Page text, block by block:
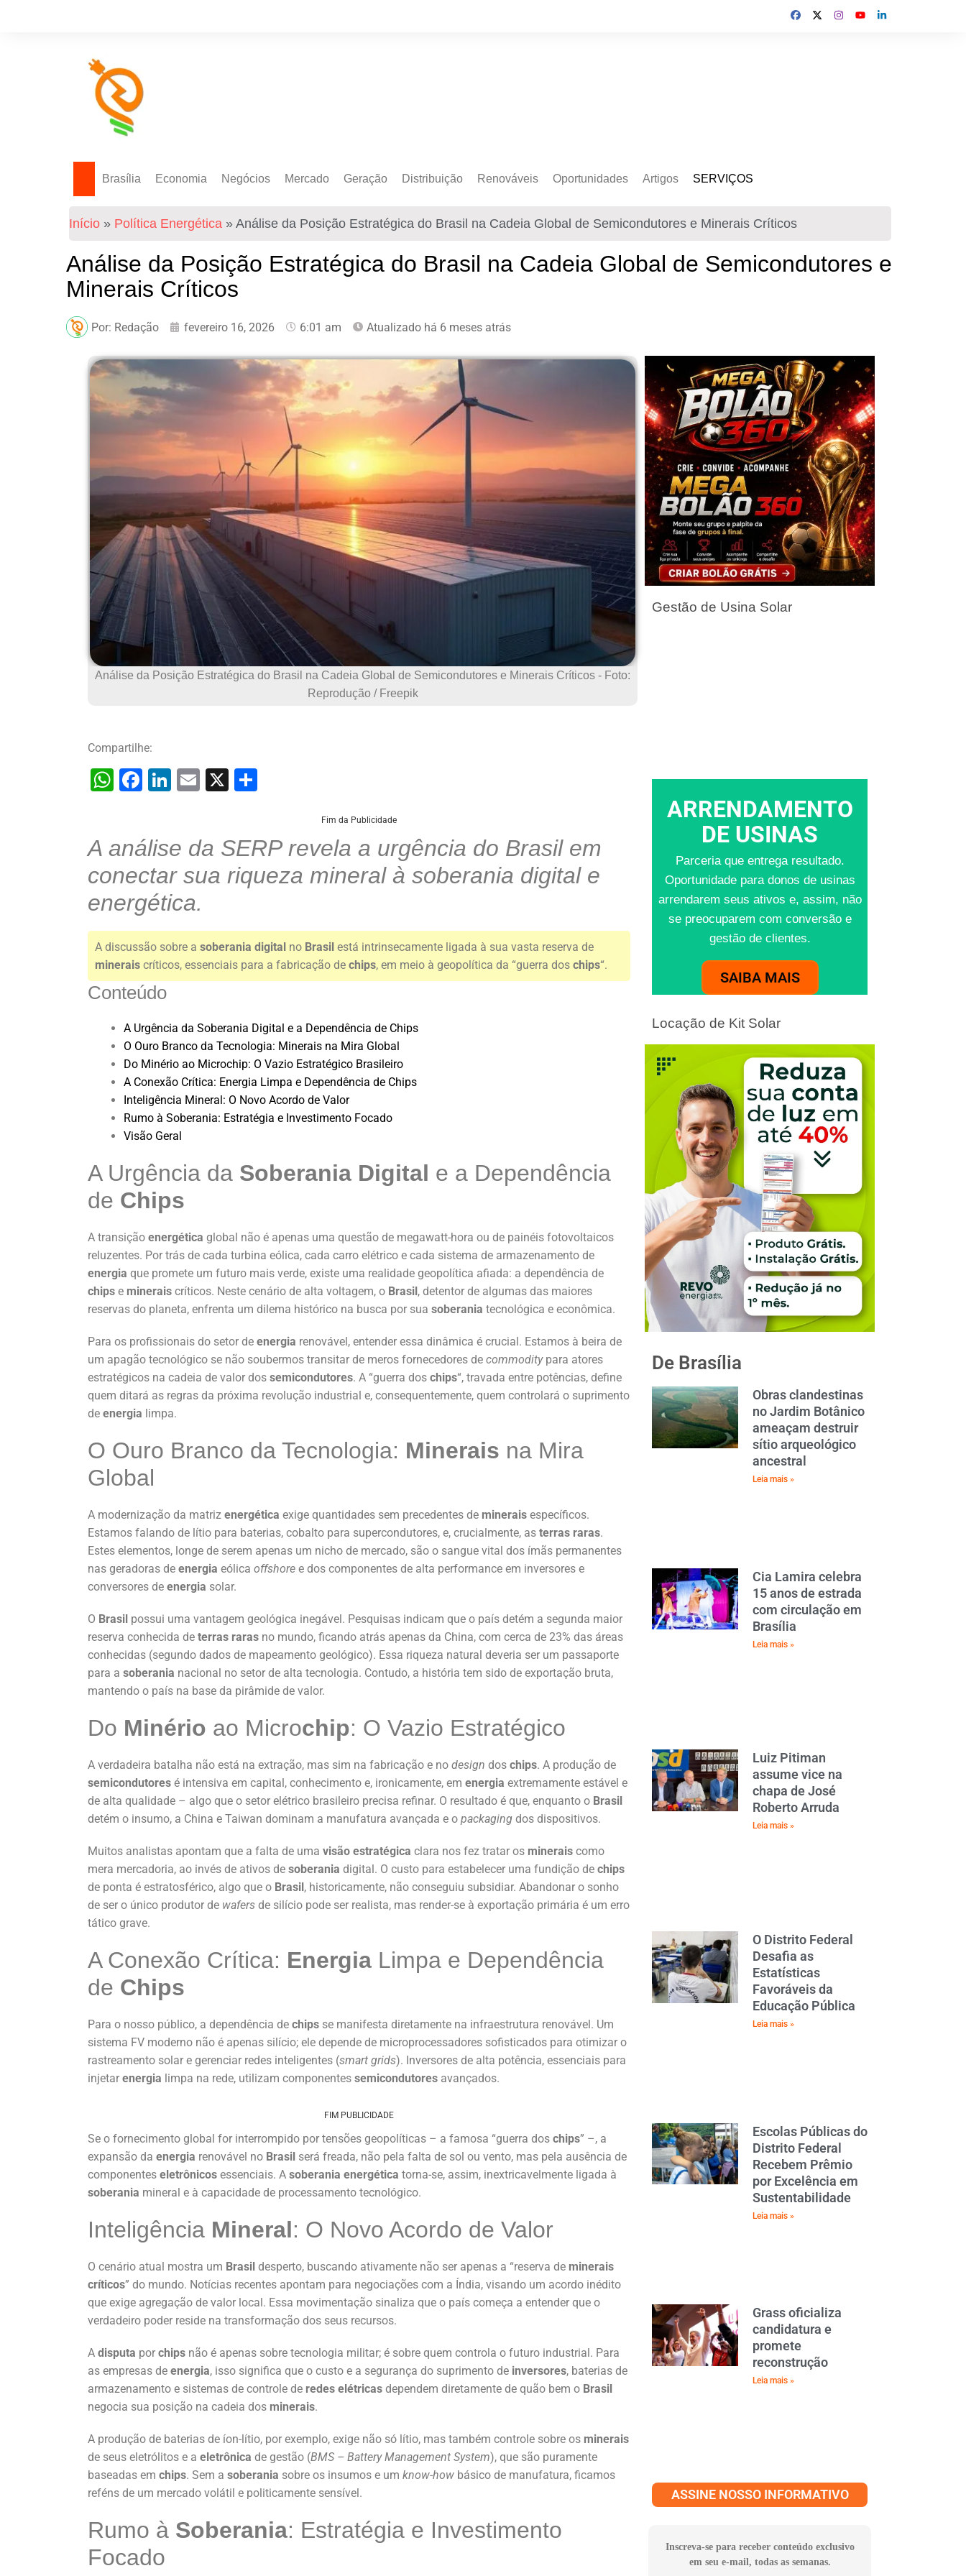
Brasília Economia
Tecnologia
Negócios
Empresas
Investimentos
Token
Mercado
Mercado Livre
Geração
Autoprodução
Eólica
Solar
Distribuição Renováveis
Sustentabilidade
Hidrogênio Verde
Oportunidades
Emprego
Eventos
Artigos SERVIÇOS
Assinatura Solar
Mercado Livre
Início » Política Energética » Análise da Posição Estratégica do Brasil na Cadeia Global de Semicondutores e Minerais Críticos
Análise da Posição Estratégica do Brasil na Cadeia Global de Semicondutores e
Minerais Críticos
Por: Redação fevereiro 16, 2026 6:01 am Atualizado há 6 meses atrás
Análise da Posição Estratégica do Brasil na Cadeia Global de Semicondutores e Minerais Críticos - Foto:
Reprodução / Freepik
Compartilhe:
W
s
A
p
p
F
e
b
o
o
k
Li
e
dI
n
E
l
X
e
Fim da Publicidade
A análise da SERP revela a urgência do Brasil em
conectar sua riqueza mineral à soberania digital e
energética.
A discussão sobre a soberania digital no Brasil está intrinsecamente ligada à sua vasta reserva de
minerais críticos, essenciais para a fabricação de chips, em meio à geopolítica da “guerra dos chips“.
Conteúdo
A Urgência da Soberania Digital e a Dependência de Chips
O Ouro Branco da Tecnologia: Minerais na Mira Global
Do Minério ao Microchip: O Vazio Estratégico Brasileiro
A Conexão Crítica: Energia Limpa e Dependência de Chips
Inteligência Mineral: O Novo Acordo de Valor
Rumo à Soberania: Estratégia e Investimento Focado
Visão Geral
A Urgência da Soberania Digital e a Dependência
de Chips
A transição energética global não é apenas uma questão de megawatt-hora ou de painéis fotovoltaicos
reluzentes. Por trás de cada turbina eólica, cada carro elétrico e cada sistema de armazenamento de
energia que promete um futuro mais verde, existe uma realidade geopolítica afiada: a dependência de
chips e minerais críticos. Neste cenário de alta voltagem, o Brasil, detentor de algumas das maiores
reservas do planeta, enfrenta um dilema histórico na busca por sua soberania tecnológica e econômica.
Para os profissionais do setor de energia renovável, entender essa dinâmica é crucial. Estamos à beira de
um apagão tecnológico se não soubermos transitar de meros fornecedores de commoditypara atores
estratégicos na cadeia de valor dos semicondutores. A “guerra dos chips“, travada entre potências, define
quem ditará as regras da próxima revolução industrial e, consequentemente, quem controlará o suprimento
de energia limpa.
O Ouro Branco da Tecnologia: Minerais na Mira
Global
A modernização da matriz energética exige quantidades sem precedentes de minerais específicos.
Estamos falando de lítio para baterias, cobalto para supercondutores, e, crucialmente, as terras raras.
Estes elementos, longe de serem apenas um nicho de mercado, são o sangue vital dos ímãs permanentes
nas geradoras de energia eólica offshore e dos componentes de alta performance em inversores e
conversores de energia solar.
O Brasil possui uma vantagem geológica inegável. Pesquisas indicam que o país detém a segunda maior
reserva conhecida de terras raras no mundo, ficando atrás apenas da China, com cerca de 23% das áreas
conhecidas (segundo dados de mapeamento geológico). Essa riqueza natural deveria ser um passaporte
para a soberania nacional no setor de alta tecnologia. Contudo, a história tem sido de exportação bruta,
mantendo o país na base da pirâmide de valor.
Do Minério ao Microchip: O Vazio Estratégico
A verdadeira batalha não está na extração, mas sim na fabricação e no design dos chips. A produção de
semicondutores é intensiva em capital, conhecimento e, ironicamente, em energia extremamente estável e
de alta qualidade – algo que o setor elétrico brasileiro precisa refinar. O resultado é que, enquanto o Brasil
detém o insumo, a China e Taiwan dominam a manufatura avançada e o packaging dos dispositivos.
Muitos analistas apontam que a falta de uma visão estratégica clara nos fez tratar os minerais como
mera mercadoria, ao invés de ativos de soberania digital. O custo para estabelecer uma fundição de chips
de ponta é estratosférico, algo que o Brasil, historicamente, não conseguiu subsidiar. Abandonar o sonho
de ser o único produtor de wafers de silício pode ser realista, mas render-se à exportação primária é um erro
tático grave.
A Conexão Crítica: Energia Limpa e Dependência
de Chips
Para o nosso público, a dependência de chips se manifesta diretamente na infraestrutura renovável. Um
sistema FV moderno não é apenas silício; ele depende de microprocessadores sofisticados para otimizar o
rastreamento solar e gerenciar redes inteligentes (smart grids). Inversores de alta potência, essenciais para
injetar energia limpa na rede, utilizam componentes semicondutores avançados.
FIM PUBLICIDADE
Se o fornecimento global for interrompido por tensões geopolíticas – a famosa “guerra dos chips” –, a
expansão da energia renovável no Brasil será freada, não pela falta de sol ou vento, mas pela ausência de
componentes eletrônicos essenciais. A soberania energética torna-se, assim, inextricavelmente ligada à
soberania mineral e à capacidade de processamento tecnológico.
Inteligência Mineral: O Novo Acordo de Valor
O cenário atual mostra um Brasil desperto, buscando ativamente não ser apenas a “reserva de minerais
críticos” do mundo. Notícias recentes apontam para negociações com a Índia, visando um acordo inédito
que exige agregação de valor local. Essa movimentação sinaliza que o país começa a entender que o
verdadeiro poder reside na transformação dos seus recursos.
A disputa por chips não é apenas sobre tecnologia militar; é sobre quem controla o futuro industrial. Para
as empresas de energia, isso significa que o custo e a segurança do suprimento de inversores, baterias de
armazenamento e sistemas de controle de redes elétricas dependem diretamente de quão bem o Brasil
negocia sua posição na cadeia dos minerais.
A produção de baterias de íon-lítio, por exemplo, exige não só lítio, mas também controle sobre os minerais
de seus eletrólitos e a eletrônica de gestão (BMS – Battery Management System), que são puramente
baseadas em chips. Sem a soberania sobre os insumos e um know-how básico de manufatura, ficamos
reféns de um mercado volátil e politicamente sensível.
Rumo à Soberania: Estratégia e Investimento
Focado
Gestão de Usina Solar
ARRENDAMENTO
DE USINAS
Parceria que entrega resultado.
Oportunidade para donos de usinas
arrendarem seus ativos e, assim, não
se preocuparem com conversão e
gestão de clientes.
SAIBA MAIS
Locação de Kit Solar
De Brasília
Obras clandestinas
no Jardim Botânico
ameaçam destruir
sítio arqueológico
ancestral
Leia mais »
Cia Lamira celebra
15 anos de estrada
com circulação em
Brasília
Leia mais »
Luiz Pitiman
assume vice na
chapa de José
Roberto Arruda
Leia mais »
O Distrito Federal
Desafia as
Estatísticas
Favoráveis da
Educação Pública
Leia mais »
Escolas Públicas do
Distrito Federal
Recebem Prêmio
por Excelência em
Sustentabilidade
Leia mais »
Grass oficializa
candidatura e
promete
reconstrução
Leia mais »
ASSINE NOSSO INFORMATIVO
Inscreva-se para receber conteúdo exclusivo
em seu e-mail, todas as semanas.